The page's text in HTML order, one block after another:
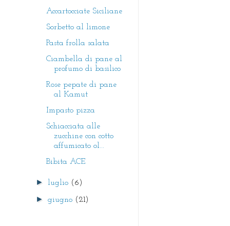
Accartocciate Siciliane
Sorbetto al limone
Pasta frolla salata
Ciambella di pane al
profumo di basilico
Rose pepate di pane
al Kamut
Impasto pizza
Schiacciata alle
zucchine con cotto
affumicato ol...
Bibita ACE
► luglio (6)
►giugno (21)